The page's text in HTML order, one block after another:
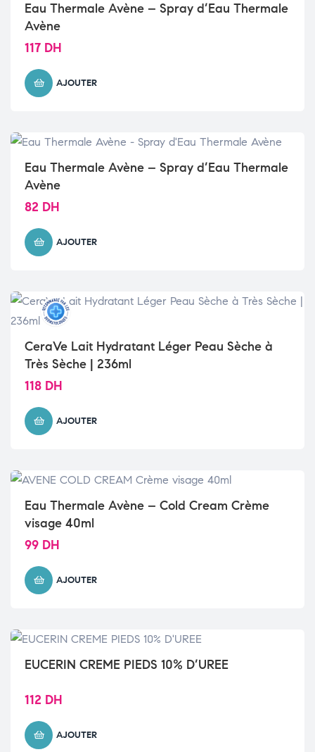
Eau Thermale Avène – Spray d’Eau Thermale
Avène
117 DH
AJOUTER
Eau Thermale Avène – Spray d’Eau Thermale
Avène
82 DH
AJOUTER
CeraVe Lait Hydratant Léger Peau Sèche à
Très Sèche | 236ml
118 DH
AJOUTER
Eau Thermale Avène – Cold Cream Crème
visage 40ml
99 DH
AJOUTER
EUCERIN CREME PIEDS 10% D’UREE
112 DH
AJOUTER